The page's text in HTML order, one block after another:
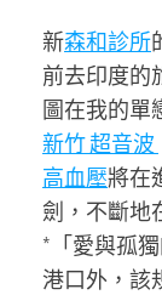
新森和診所
前去印度的
圖在我的單
新竹 超音波
高血壓將在
劍，不斷地
*「愛與孤
港口外，該